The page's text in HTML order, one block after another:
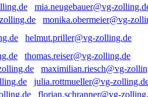
mia.neugebauer@vg-
monika.obermeier@vg-
helmut.priller@vg-zolling.de
thomas.reiser@vg-zolling.de
maximilian.riesch@vg-
julia.rottmueller@vg-
florian.schranner@vg-